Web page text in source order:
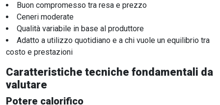
Buon compromesso tra resa e prezzo
Ceneri moderate
Qualità variabile in base al produttore
Adatto a utilizzo quotidiano e a chi vuole un equilibrio tra
costo e prestazioni
Caratteristiche tecniche fondamentali da
valutare
Potere calorifico